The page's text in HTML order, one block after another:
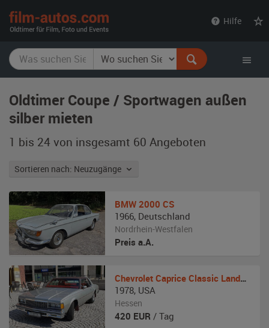
Hilfe
Oldtimer Coupe / Sportwagen außen
silber mieten
1 bis 24 von insgesamt 60 Angeboten
Sortieren nach: Neuzugänge
BMW 2000 CS
1966, Deutschland
Nordrhein-Westfalen
Preis a.A.
Chevrolet Caprice Classic Landau Coupe
1978, USA
Hessen
420 EUR / Tag